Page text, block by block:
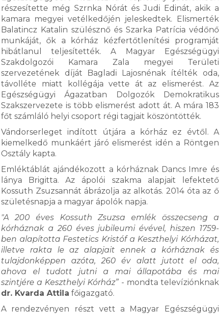
részesítette még Szrnka Nórát és Judi Edinát, akik a
kamara megyei vetélkedőjén jeleskedtek. Elismerték
Balatincz Katalin szülésznő és Szarka Patrícia védőnő
munkáját, ők a kórház kézfertőtlenítési programját
hibátlanul teljesítették. A Magyar Egészségügyi
Szakdolgozói Kamara Zala megyei Területi
szervezetének díját Bagladi Lajosnénak ítélték oda,
távolléte miatt kollégája vette át az elismerést. Az
Egészségügyi Ágazatban Dolgozók Demokratikus
Szakszervezete is több elismerést adott át. A mára 183
főt számláló helyi csoport régi tagjait köszöntötték.
Vándorserleget indított útjára a kórház ez évtől. A
kiemelkedő munkáért járó elismerést idén a Röntgen
Osztály kapta.
Emléktáblát ajándékozott a kórháznak Dancs Imre és
lánya Brigitta. Az ápolói szakma alapjait lefektető
Kossuth Zsuzsannát ábrázolja az alkotás. 2014 óta az ő
születésnapja a magyar ápolók napja.
"A 200 éves Kossuth Zsuzsa emlék összecseng a
kórháznak a 260 éves jubileumi évével, hiszen 1759-
ben alapította Festetics Kristóf a Keszthelyi Kórházat,
illetve rakta le az alapjait ennek a kórháznak és
tulajdonképpen azóta, 260 év alatt jutott el oda,
ahova el tudott jutni a mai állapotába és mai
szintjére a Keszthelyi Kórház”- mondta televíziónknak
dr. Kvarda Attila főigazgató.
A rendezvényen részt vett a Magyar Egészségügyi